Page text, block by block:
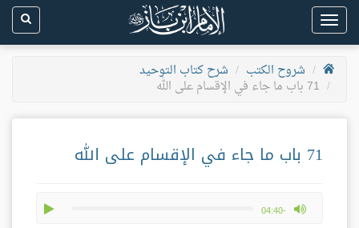
Toggle
navigation
شروح الكتب
شرح كتاب التوحيد
71 باب ما جاء في الإقسام على الله
71 باب ما جاء في الإقسام على الله
-04:40
max volume